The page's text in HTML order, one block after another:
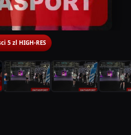
5 zl HIGH-RES